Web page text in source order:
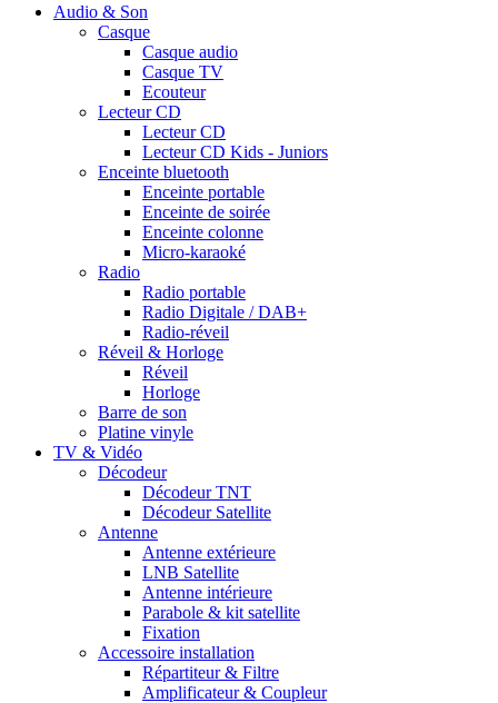
Audio & Son
Casque
Casque audio
Casque TV
Ecouteur
Lecteur CD
Lecteur CD
Lecteur CD Kids - Juniors
Enceinte bluetooth
Enceinte portable
Enceinte de soirée
Enceinte colonne
Micro-karaoké
Radio
Radio portable
Radio Digitale / DAB+
Radio-réveil
Réveil & Horloge
Réveil
Horloge
Barre de son
Platine vinyle
TV & Vidéo
Décodeur
Décodeur TNT
Décodeur Satellite
Antenne
Antenne extérieure
LNB Satellite
Antenne intérieure
Parabole & kit satellite
Fixation
Accessoire installation
Répartiteur & Filtre
Amplificateur & Coupleur